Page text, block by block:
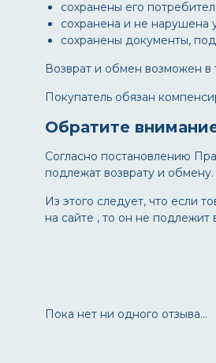
сохранены его
сохранена и не нарушена
сохранены документы,
Возврат и обмен возможен в
Покупатель обязан
Обратите
Согласно постановлению
подлежат возврату и обмену.
Из этого следует, что если
на сайте , то он не подлежит
Пока нет ни одного отзыва...